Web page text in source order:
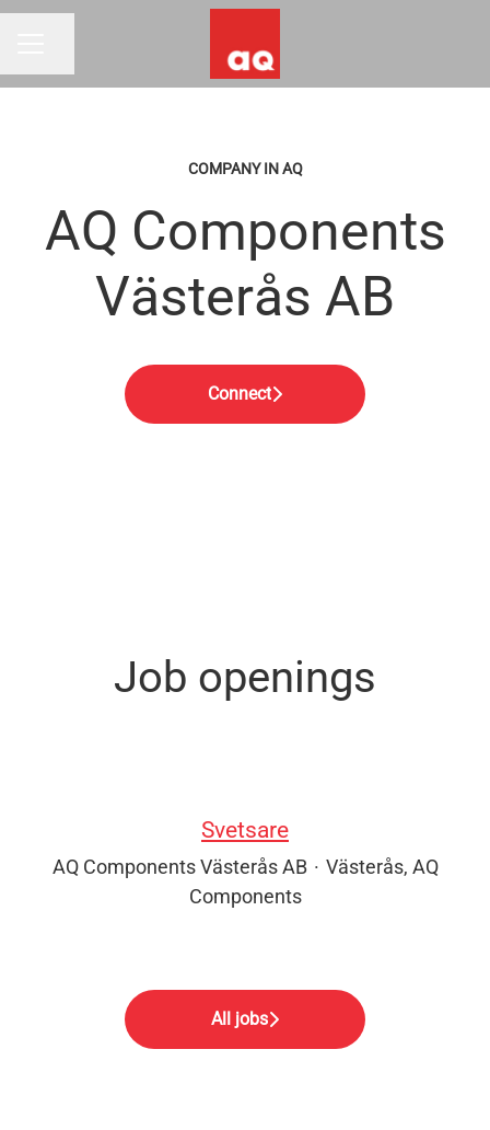
COMPANY IN AQ
AQ Components
Västerås AB
Connect
Job openings
Svetsare
AQ Components Västerås AB · Västerås, AQ
Components
All jobs